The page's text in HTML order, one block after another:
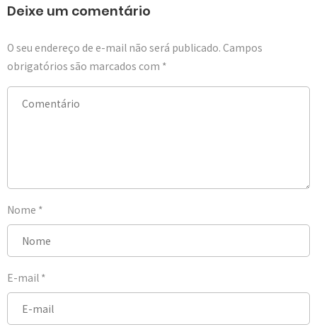
Deixe um comentário
O seu endereço de e-mail não será publicado. Campos
obrigatórios são marcados com *
Nome *
E-mail *